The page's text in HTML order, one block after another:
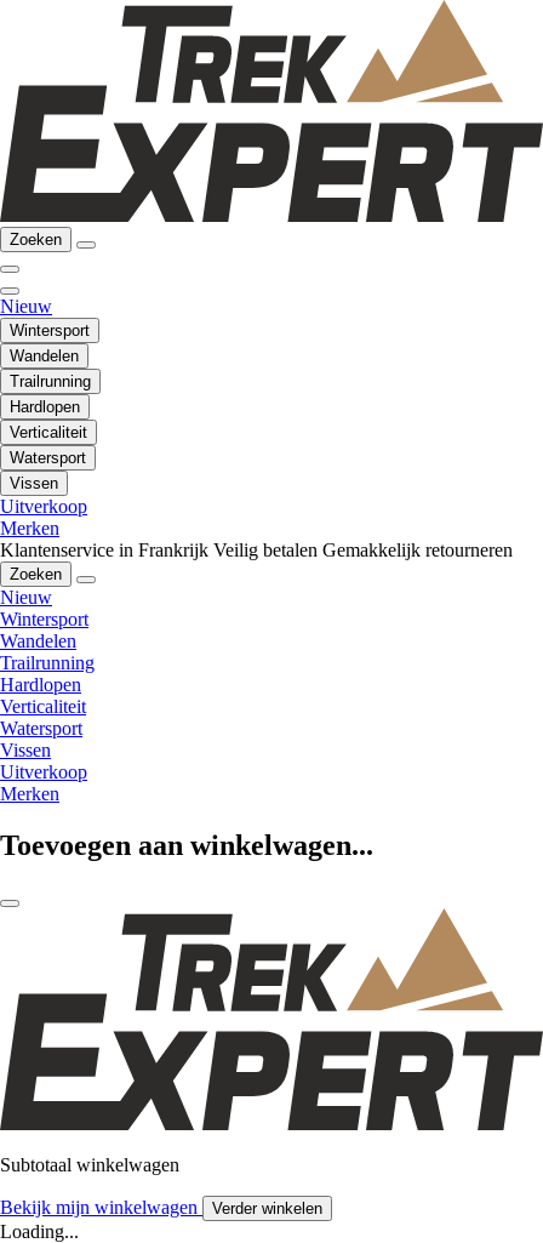
Zoeken
Nieuw
Wintersport
Wandelen
Trailrunning
Hardlopen
Verticaliteit
Watersport
Vissen
Uitverkoop
Merken
Klantenservice in Frankrijk Veilig betalen Gemakkelijk retourneren
Zoeken
Nieuw
Wintersport
Wandelen
Trailrunning
Hardlopen
Verticaliteit
Watersport
Vissen
Uitverkoop
Merken
Toevoegen aan winkelwagen...
Subtotaal winkelwagen
Bekijk mijn winkelwagen Verder winkelen
Loading...